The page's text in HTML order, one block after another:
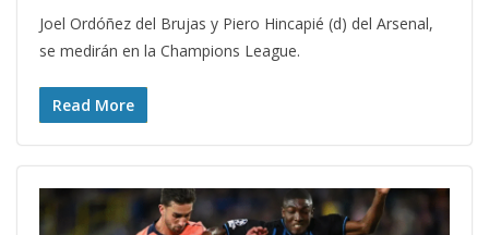
Joel Ordóñez del Brujas y Piero Hincapié (d) del Arsenal,
se medirán en la Champions League.
Read More